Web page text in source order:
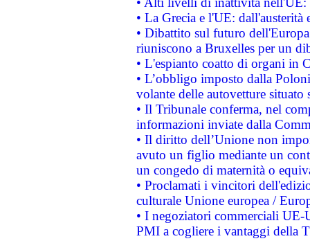
• La Grecia e l'UE: dall'austerità
• Dibattito sul futuro
riuniscono a Bruxelles per un
• L'espianto coatto di organi in
• L’obbligo imposto dalla
volante delle autovetture
• Il Tribunale conferma, nel
informazioni inviate dalla
• Il diritto dell’Unione non
avuto un figlio mediante un
un congedo di maternità o
• Proclamati i vincitori
culturale Unione europea /
• I negoziatori commerciali UE-
PMI a cogliere i vantaggi della